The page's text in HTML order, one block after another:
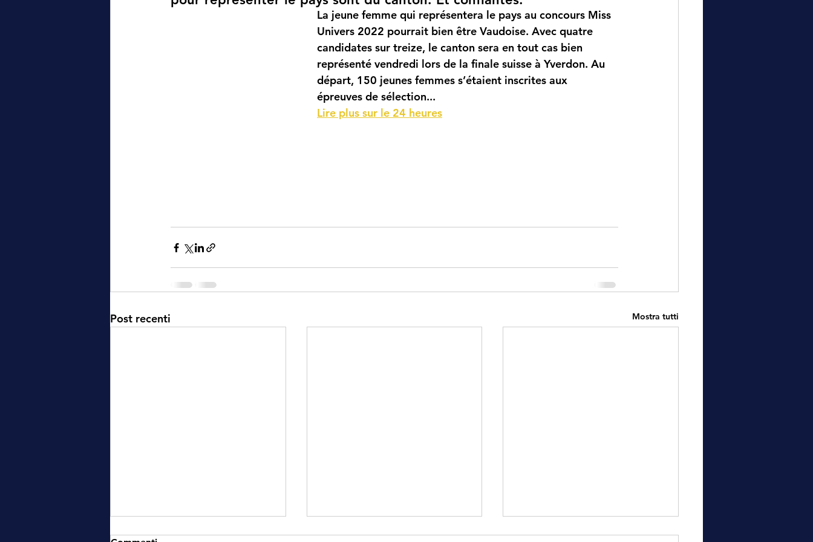
La jeune femme qui représentera le pays au concours Miss
Univers 2022 pourrait bien être Vaudoise. Avec quatre
candidates sur treize, le canton sera en tout cas bien
représenté vendredi lors de la finale suisse à Yverdon. Au
départ, 150 jeunes femmes s’étaient inscrites aux
épreuves de sélection...
Lire plus sur le 24 heures
Post recenti Mostra tutti